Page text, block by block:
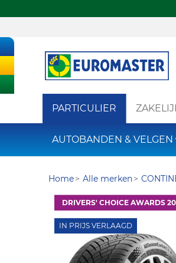
PARTICULIER
AUTOBANDEN & VELGEN
Home Alle merken
DRIVERS' CHOICE AWARDS
IN PRIJS VERLAAGD